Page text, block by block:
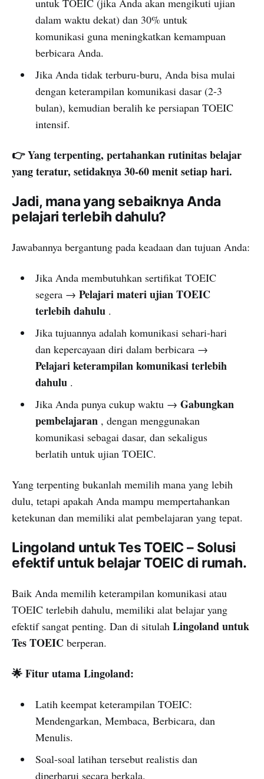
dalam waktu dekat) dan 30% untuk
komunikasi guna meningkatkan kemampuan
berbicara Anda.
Jika Anda tidak terburu-buru, Anda bisa mulai
dengan keterampilan komunikasi dasar (2-3
bulan), kemudian beralih ke persiapan TOEIC
intensif.
👉 Yang terpenting, pertahankan rutinitas belajar
yang teratur, setidaknya 30-60 menit setiap hari.
Jadi, mana yang sebaiknya Anda
pelajari terlebih dahulu?
Jawabannya bergantung pada keadaan dan tujuan Anda:
Jika Anda membutuhkan sertifikat TOEIC
segera → Pelajari materi ujian TOEIC
terlebih dahulu .
Jika tujuannya adalah komunikasi sehari-hari
dan kepercayaan diri dalam berbicara →
Pelajari keterampilan komunikasi terlebih
dahulu .
Jika Anda punya cukup waktu → Gabungkan
pembelajaran , dengan menggunakan
komunikasi sebagai dasar, dan sekaligus
berlatih untuk ujian TOEIC.
Yang terpenting bukanlah memilih mana yang lebih
dulu, tetapi apakah Anda mampu mempertahankan
ketekunan dan memiliki alat pembelajaran yang tepat.
Lingoland untuk Tes TOEIC – Solusi
efektif untuk belajar TOEIC di rumah.
Baik Anda memilih keterampilan komunikasi atau
TOEIC terlebih dahulu, memiliki alat belajar yang
efektif sangat penting. Dan di situlah Lingoland untuk
Tes TOEIC berperan.
🌟 Fitur utama Lingoland:
Latih keempat keterampilan TOEIC:
Mendengarkan, Membaca, Berbicara, dan
Menulis.
Soal-soal latihan tersebut realistis dan
diperbarui secara berkala.